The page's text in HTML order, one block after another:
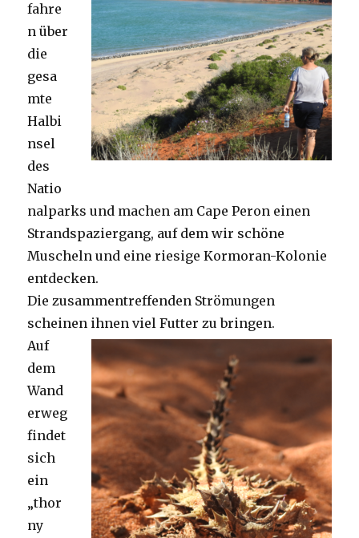
fahre
n über
die
gesa
mte
Halbi
nsel
des
Natio
nalparks und machen am Cape Peron einen
Strandspaziergang, auf dem wir schöne
Muscheln und eine riesige Kormoran-Kolonie
entdecken.
Die zusammentreffenden Strömungen
scheinen ihnen viel Futter zu bringen.
Auf
dem
Wand
erweg
findet
sich
ein
„thor
ny